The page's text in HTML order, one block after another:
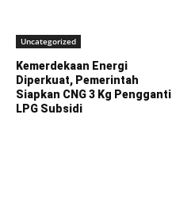
Uncategorized
Kemerdekaan Energi
Diperkuat, Pemerintah
Siapkan CNG 3 Kg Pengganti
LPG Subsidi